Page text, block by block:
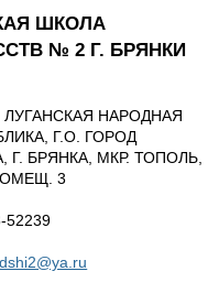
ШКОЛА
№ 2 Г. БРЯНКИ
ЛУГАНСКАЯ НАРОДНАЯ
Г.О. ГОРОД
Г. БРЯНКА, МКР. ТОПОЛЬ,
3
52239